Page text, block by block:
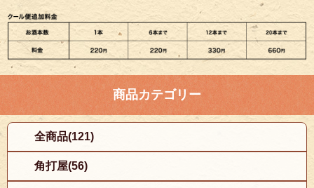
商品カテゴリー
全商品(121)
角打屋(56)